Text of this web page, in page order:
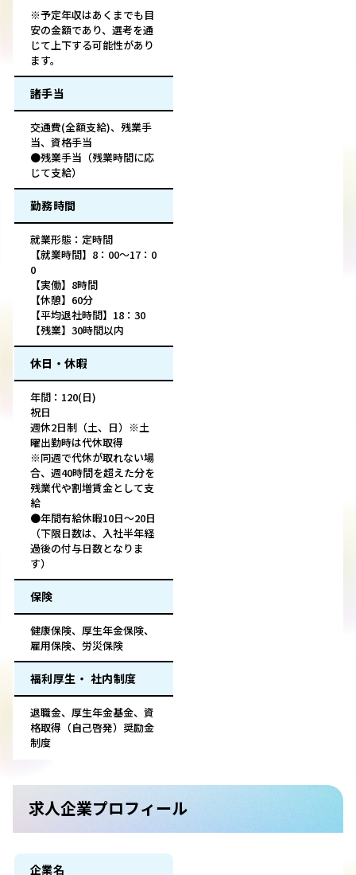
※予定年収はあくまでも目
安の金額であり、選考を通
じて上下する可能性があり
ます。
諸手当
交通費(全額支給)、残業手
当、資格手当
●残業手当（残業時間に応
じて支給）
勤務時間
就業形態：定時間
【就業時間】8：00～17：0
0
【実働】8時間
【休憩】60分
【平均退社時間】18：30
【残業】30時間以内
休日・休暇
年間：120(日)
祝日
週休2日制（土、日）※土
曜出勤時は代休取得
※同週で代休が取れない場
合、週40時間を超えた分を
残業代や割増賃金として支
給
●年間有給休暇10日～20日
（下限日数は、入社半年経
過後の付与日数となりま
す）
保険
健康保険、厚生年金保険、
雇用保険、労災保険
福利厚生・ 社内制度
退職金、厚生年金基金、資
格取得（自己啓発）奨励金
制度
求人企業プロフィール
企業名